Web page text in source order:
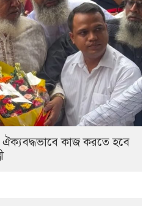
ঐক্যবদ্ধভাবে কাজ করতে হবে